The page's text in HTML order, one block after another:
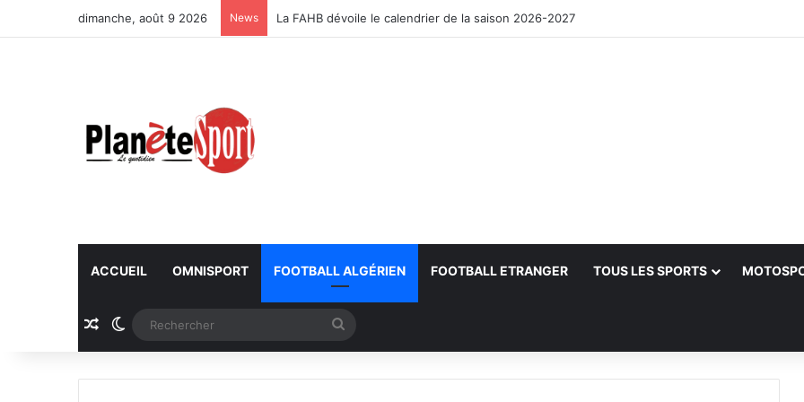
dimanche, août 9 2026 News La FAHB dévoile le calendrier de la saison 2026-2027
ACCUEIL OMNISPORT FOOTBALL ALGÉRIEN FOOTBALL ETRANGER TOUS LES SPORTS
Article Aléatoire
Switch skin